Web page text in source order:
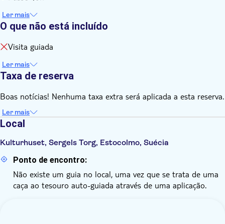
Ler mais
O que não está incluído
Visita guiada
Ler mais
Taxa de reserva
Boas notícias! Nenhuma taxa extra será aplicada a esta reserva.
Ler mais
Local
Kulturhuset, Sergels Torg, Estocolmo, Suécia
Ponto de encontro:
Não existe um guia no local, uma vez que se trata de uma
caça ao tesouro auto-guiada através de uma aplicação.